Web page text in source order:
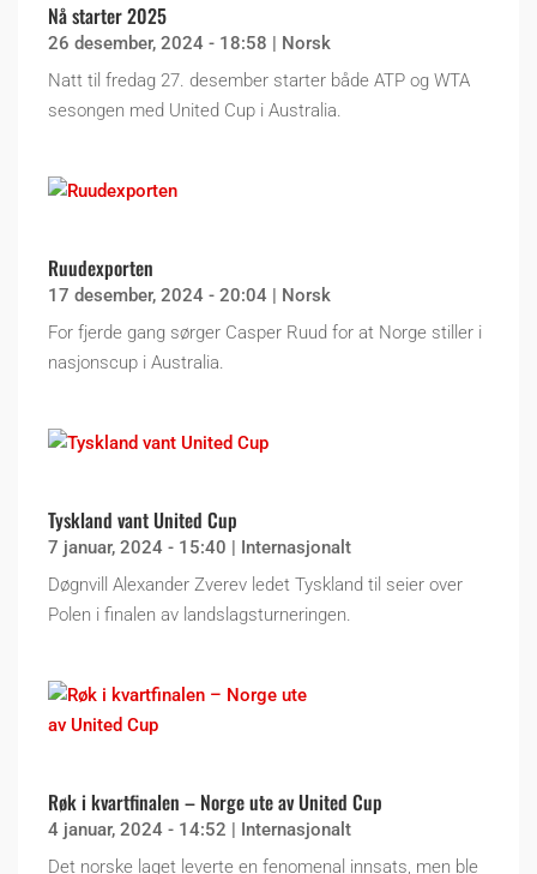
Nå starter 2025
26 desember, 2024 - 18:58 | Norsk
Natt til fredag 27. desember starter både ATP og WTA
sesongen med United Cup i Australia.
Ruudexporten
17 desember, 2024 - 20:04 | Norsk
For fjerde gang sørger Casper Ruud for at Norge stiller i
nasjonscup i Australia.
Tyskland vant United Cup
7 januar, 2024 - 15:40 | Internasjonalt
Døgnvill Alexander Zverev ledet Tyskland til seier over
Polen i finalen av landslagsturneringen.
Røk i kvartfinalen – Norge ute av United Cup
4 januar, 2024 - 14:52 | Internasjonalt
Det norske laget leverte en fenomenal innsats, men ble